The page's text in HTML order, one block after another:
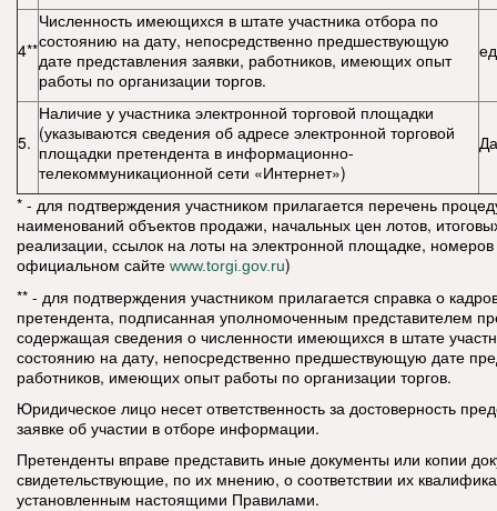
4**
Численность имеющихся в штате участника отбора по
состоянию на дату, непосредственно предшествующую
дате представления заявки, работников, имеющих опыт
работы по организации торгов.
5.
Наличие у участника электронной торговой площадки
(указываются сведения об адресе электронной торговой
площадки претендента в информационно-
телекоммуникационной сети «Интернет»)
* - для подтверждения участником прилагается перечень
наименований объектов продажи, начальных цен лотов,
реализации, ссылок на лоты на электронной площадке,
официальном сайте www.torgi.gov.ru)
** - для подтверждения участником прилагается справка о
претендента, подписанная уполномоченным представителем
содержащая сведения о численности имеющихся в штате
состоянию на дату, непосредственно предшествующую дате
работников, имеющих опыт работы по организации торгов.
Юридическое лицо несет ответственность за достоверность
заявке об участии в отборе информации.
Претенденты вправе представить иные документы или копии
свидетельствующие, по их мнению, о соответствии их
установленным настоящими Правилами.